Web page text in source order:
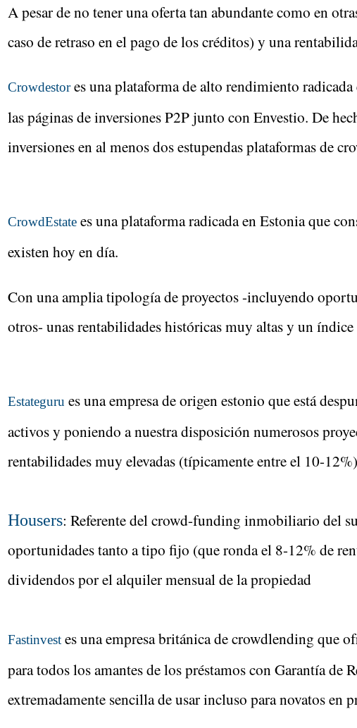
A pesar de no tener una oferta tan abundante como en
caso de retraso en el pago de los créditos) y una
Crowdestores una plataforma de alto rendimiento radicada
las páginas de inversiones P2P junto con Envestio. De
inversiones en al menos dos estupendas plataformas de
CrowdEstate es una plataforma radicada en Estonia que
existen hoy en día.
Con una amplia tipología de proyectos -incluyendo
otros- unas rentabilidades históricas muy altas y un
Estateguru es una empresa de origen estonio que está
activos y poniendo a nuestra disposición numerosos
rentabilidades muy elevadas (típicamente entre el 10-
Housers: Referente del crowd-funding inmobiliario del
oportunidades tanto a tipo fijo (que ronda el 8-12% de
dividendos por el alquiler mensual de la propiedad
Fastinvest es una empresa británica de crowdlending que
para todos los amantes de los préstamos con Garantía
extremadamente sencilla de usar incluso para novatos en